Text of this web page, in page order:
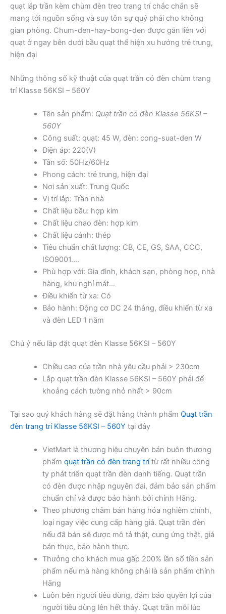
quạt lắp trần kèm chùm đèn treo trang trí chắc chắn sẽ
mang tới nguồn sống và suy tôn sự quý phái cho không
gian phòng. Chum-den-hay-bong-den được gắn liền với
quạt ở ngay bên dưới bầu quạt thể hiện xu hướng trẻ trung,
hiện đại
Những thông số kỹ thuật của quạt trần có đèn chùm trang
trí Klasse 56KSI – 560Y
Tên sản phẩm: Quạt trần có đèn Klasse 56KSI –
560Y
Công suất: quạt: 45 W, đèn: cong-suat-den W
Điện áp: 220(V)
Tần số: 50Hz/60Hz
Phong cách: trẻ trung, hiện đại
Nơi sản xuất: Trung Quốc
Vị trí lắp: Trần nhà
Chất liệu bầu: hợp kim
Chất liệu chao đèn: hợp kim
Chất liệu cánh: thép
Tiêu chuẩn chất lượng: CB, CE, GS, SAA, CCC,
ISO9001….
Phù hợp với: Gia đình, khách sạn, phòng họp, nhà
hàng, khu nghỉ mát…
Điều khiển từ xa: Có
Bảo hành: Động cơ DC 24 tháng, điều khiển từ xa
và đèn LED 1 năm
Chú ý nếu lắp đặt quạt đèn Klasse 56KSI – 560Y
Chiều cao của trần nhà yêu cầu phải > 230cm
Lắp quạt trần đèn Klasse 56KSI – 560Y phải để
khoảng cách tường nhỏ nhất > 90cm
Tại sao quý khách hàng sẽ đặt hàng thành phẩm Quạt trần
đèn trang trí Klasse 56KSI – 560Y tại đây
VietMart là thương hiệu chuyên bán buôn thương
phẩm quạt trần có đèn trang trítừ rất nhiều công
ty phát triển quạt trần đèn danh tiếng. Quạt trần
có đèn được nhập nguyên đai, đảm bảo sản phẩm
chuẩn chỉ và được bảo hành bởi chính Hãng.
Theo phương châm bán hàng hóa nghiêm chỉnh,
loại ngay việc cung cấp hàng giả. Quạt trần đèn
nếu đã bán sẽ được mô tả thật, cung ứng thật, giá
bán thực, bảo hành thực.
Thưởng cho khách mua gấp 200% lần số tiền sản
phẩm nếu mà hàng không phải là sản phẩm chính
Hãng
Luôn bên người tiêu dùng, đảm bảo quyền lợi của
người tiêu dùng lên hết thảy. Quạt trần mỗi lúc